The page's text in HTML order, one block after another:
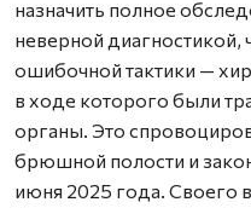
назначить полное
неверной диагностикой,
ошибочной тактики —
в ходе которого были
органы. Это
брюшной полости и
июня 2025 года. Своего